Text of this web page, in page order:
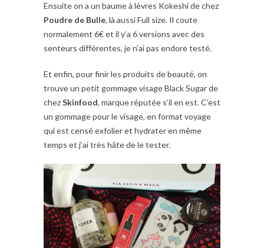
Ensuite on a un baume à lèvres Kokeshi de chez
Poudre de Bulle, là aussi Full size. Il coute
normalement 6€ et il y’a 6 versions avec des
senteurs différentes, je n’ai pas endore testé.
Et enfin, pour finir les produits de beauté, on
trouve un petit gommage visage Black Sugar de
chezSkinfood, marque réputée s’il en est. C’est
un gommage pour le visage, en format voyage
qui est censé exfolier et hydrater en même
temps et j’ai très hâte de le tester.